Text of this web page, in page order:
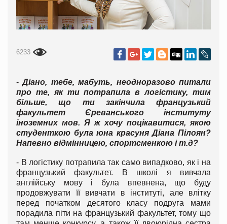
6233
-Діано, тебе, мабуть, неодноразово питали
про те, як ти потрапила в логістику, тим
більше, що ти закінчила французький
факультет Єреванського інституту
іноземних мов. Я ж хочу поцікавитися, якою
студенткою була юна красуня Діана Пілоян?
Напевно відмінницею, спортсменкою і т.д?
- В логістику потрапила так само випадково, як і на
французький факультет. В школі я вивчала
англійську мову і була впевнена, що буду
продовжувати її вивчати в інституті, але влітку
перед початком десятого класу подруга мами
порадила піти на французький факультет, тому що